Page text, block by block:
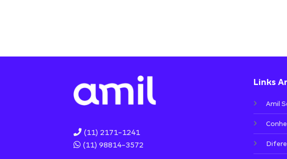
(11) 2171-1241
(11) 98814-3572
Links
Amil